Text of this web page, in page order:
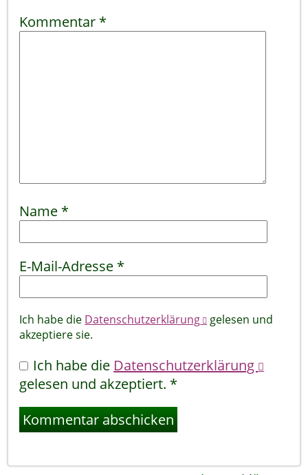
Kommentar *
Name *
E-Mail-Adresse *
Ich habe die Datenschutzerklärung
gelesen und
akzeptiere sie.
Ich habe die Datenschutzerklärung
gelesen und akzeptiert. *